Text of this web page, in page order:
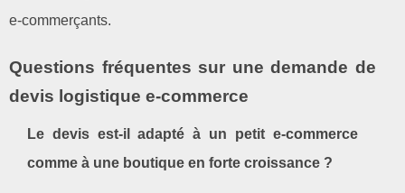
e‑commerçants.
Questions fréquentes sur une demande de
devis logistique e‑commerce
Le devis est‑il adapté à un petit e‑commerce
comme à une boutique en forte croissance ?